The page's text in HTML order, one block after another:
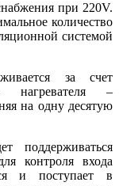
при 220V.
количество
системой
за счет
нагревателя –
на одну десятую
поддерживаться
контроля входа
и поступает в